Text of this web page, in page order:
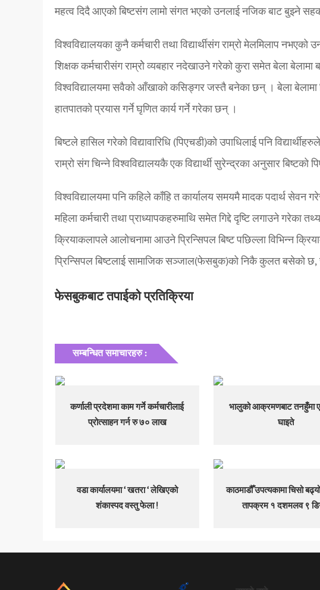
महत्व दिदै आएको बिष्टसंग लामो संगत भएको उनलाई नजिक बाट बुझ्ने
विश्वविद्यालयका कुनै कर्मचारी तथा विद्यार्थीसंग राम्रो मेलमिलाप
शिक्षक कर्मचारीसंग राम्रोे व्यबहार नदेखाउने गरेको कुरा समेत बेला
विश्वविद्यालयमा सवैको आँखाको कसिङ्गर जस्तै बनेका छन् । बेला बेलामा
हातपातको प्रयास गर्ने घृणित कार्य गर्ने गरेका छन् ।
बिष्टले हासिल गरेको विद्यावारिधि (पिएचडी)को उपाधिलाई पनि
राम्रो संग चिन्ने विश्वविद्यालयकै एक विद्यार्थी सुरेन्द्रका अनुसार
विश्वविद्यालयमा पनि कहिले काँहि त कार्यालय समयमै मादक पदार्थ सेवन
महिला कर्मचारी तथा प्राध्यापकहरुमाथि समेत गिद्दे दृष्टि लगाउने
क्रियाकलापले आलोचनामा आउने प्रिन्सिपल बिष्ट पछिल्ला विभिन्न
प्रिन्सिपल बिष्टलाई सामाजिक सञ्जाल(फेसबुक)को निकै कुलत बसेको
फेसबुकबाट तपाईको प्रतिक्रिया
सम्बन्धित समाचारहरु :
कर्णाली प्रदेशमा काम गर्ने कर्मचारीलाई
प्रोत्साहन गर्न रु ७० लाख
भालुको आक्रमणबाट तनहुँमा
घाइते
वडा कार्यालयमा ‘ खतरा ‘ लेखिएको
शंकास्पद वस्तु फेला !
काठमाडौँ उपत्यकामा चिसो
तापक्रम १ दशमलव ९